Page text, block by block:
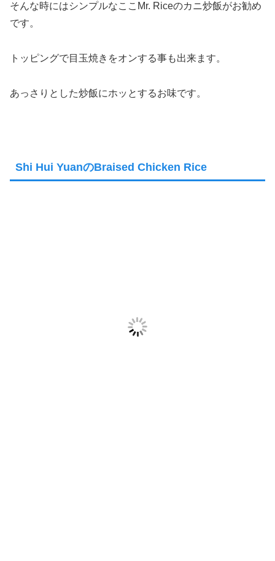
そんな時にはシンプルなここMr. Riceのカニ炒飯がお勧め
です。
トッピングで目玉焼きをオンする事も出来ます。
あっさりとした炒飯にホッとするお味です。
Shi Hui YuanのBraised Chicken Rice